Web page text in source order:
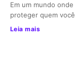
Em um mundo
proteger quem
Leia mais